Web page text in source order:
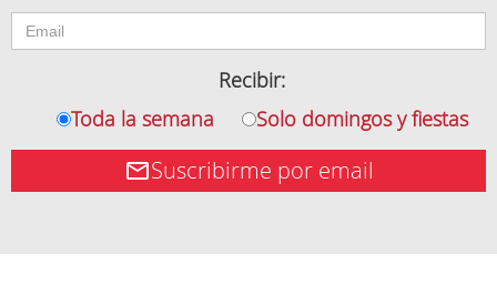
Recibir:
Toda la semana
Solo domingos y fiestas
Suscribirme por email